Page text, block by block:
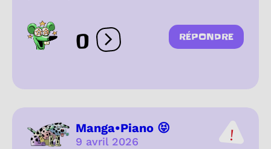
0 Ouvrir les réactions
RÉPONDRE
Manga•Piano 😝
9 avril 2026